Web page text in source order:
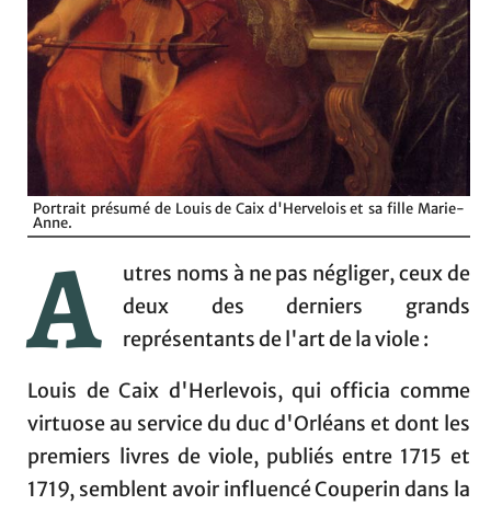
Portrait présumé de Louis de Caix d'Hervelois et sa fille Marie-
Anne.
A
utres noms à ne pas négliger, ceux de
deux des derniers grands
représentants de l'art de la viole :
Louis de Caix d'Herlevois, qui officia comme
virtuose au service du duc d'Orléans et dont les
premiers livres de viole, publiés entre 1715 et
1719, semblent avoir influencé Couperin dans la